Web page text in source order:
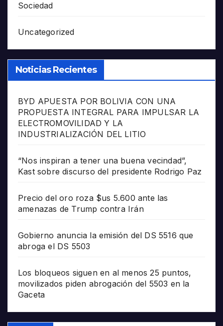
Sociedad
Uncategorized
Noticias Recientes
BYD APUESTA POR BOLIVIA CON UNA
PROPUESTA INTEGRAL PARA IMPULSAR LA
ELECTROMOVILIDAD Y LA
INDUSTRIALIZACIÓN DEL LITIO
“Nos inspiran a tener una buena vecindad”,
Kast sobre discurso del presidente Rodrigo Paz
Precio del oro roza $us 5.600 ante las
amenazas de Trump contra Irán
Gobierno anuncia la emisión del DS 5516 que
abroga el DS 5503
Los bloqueos siguen en al menos 25 puntos,
movilizados piden abrogación del 5503 en la
Gaceta